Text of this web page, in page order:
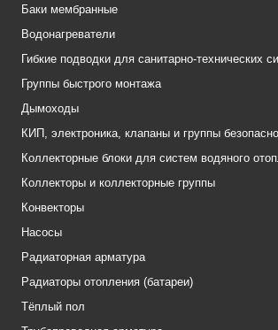
Баки мембранные
Водонагреватели
Гибкие подводки для санитарно-технических
Группы быстрого монтажа
Дымоходы
КИП, электроника, клапаны и группы
Коллекторные блоки для систем водяного
Коллекторы и коллекторные группы
Конвекторы
Насосы
Радиаторная арматура
Радиаторы отопления (батареи)
Тёплый пол